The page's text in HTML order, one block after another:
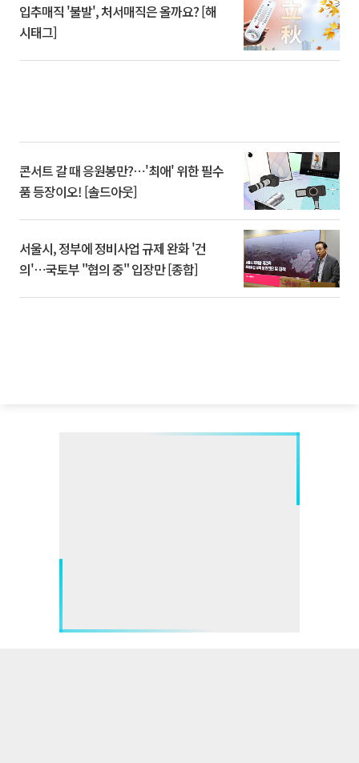
입추매직 '불발', 처서매직은 올까요? [해
시태그]
콘서트 갈 때 응원봉만?⋯'최애' 위한 필수
품 등장이오! [솔드아웃]
서울시, 정부에 정비사업 규제 완화 '건
의'⋯국토부 "협의 중" 입장만 [종합]